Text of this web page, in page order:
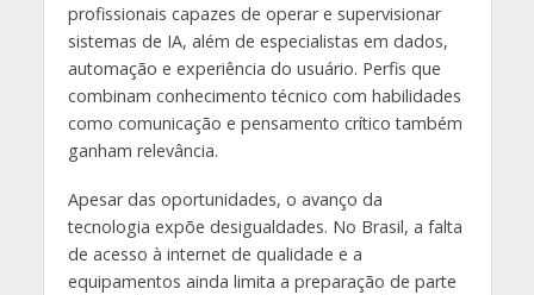
profissionais capazes de operar e supervisionar
sistemas de IA, além de especialistas em dados,
automação e experiência do usuário. Perfis que
combinam conhecimento técnico com habilidades
como comunicação e pensamento crítico também
ganham relevância.
Apesar das oportunidades, o avanço da
tecnologia expõe desigualdades. No Brasil, a falta
de acesso à internet de qualidade e a
equipamentos ainda limita a preparação de parte